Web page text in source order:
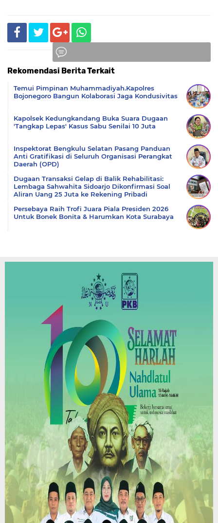
Rekomendasi Berita Terkait
Temui Pimpinan Muhammadiyah.Kapolres
Bojonegoro Bangun Kolaborasi Jaga Kondusivitas
Kapolsek Kedungkandang Buka Suara Dugaan
'Tangkap Lepas' Kasus Sabu Senilai 10 Juta
Inspektorat Bengkulu Selatan Pasang Panduan
Anti Gratifikasi di Seluruh Organisasi Perangkat
Daerah (OPD)
Dugaan Transaksi Gelap di Balik Rehabilitasi:
Lembaga Sahwahita Sidoarjo Dikonfirmasi Soal
Aliran Uang 25 Juta ke Rekening Pribadi
Persebaya Raih Trofi Juara Piala Presiden 2026
Untuk Bonek Bonita & Harumkan Kota Surabaya